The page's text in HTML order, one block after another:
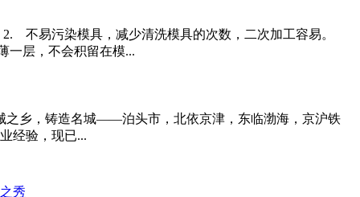
不易污染模具，减少清洗模具的次数，二次加工容易。
层，不会积留在模...
之乡，铸造名城——泊头市，北依京津，东临渤海，京沪铁
经验，现已...
秀